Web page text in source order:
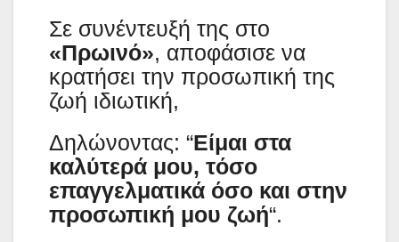
Σε συνέντευξή της στο
«Πρωινό», αποφάσισε να
κρατήσει την προσωπική της
ζωή ιδιωτική,
Δηλώνοντας: “Είμαι στα
καλύτερά μου, τόσο
επαγγελματικά όσο και στην
προσωπική μου ζωή“.